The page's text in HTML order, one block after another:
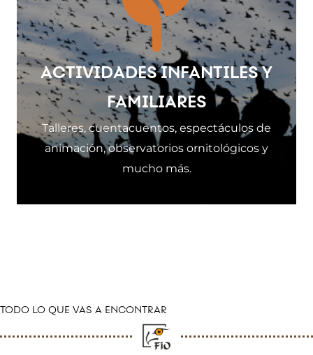
ACTIVIDADES INFANTILES Y
FAMILIARES
Talleres, cuentacuentos, espectáculos de
animación, observatorios ornitológicos y
mucho más.
TODO LO QUE VAS A ENCONTRAR